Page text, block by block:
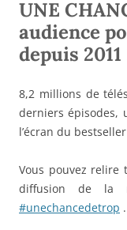
UNE
audience
depuis 2011
8,2 millions de
derniers épisodes,
l’écran du
Vous pouvez relire
diffusion de la
#unechancedetrop .